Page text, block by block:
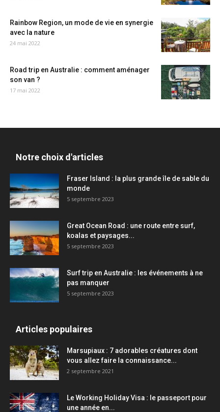
Rainbow Region, un mode de vie en synergie
avec la nature
24 mai 2022
Road trip en Australie : comment aménager
son van ?
17 mai 2022
Notre choix d'articles
Fraser Island : la plus grande île de sable du
monde
5 septembre 2023
Great Ocean Road : une route entre surf,
koalas et paysages...
5 septembre 2023
Surf trip en Australie : les événements à ne
pas manquer
5 septembre 2023
Articles populaires
Marsupiaux : 7 adorables créatures dont
vous allez faire la connaissance...
2 septembre 2021
Le Working Holiday Visa : le passeport pour
une année en...